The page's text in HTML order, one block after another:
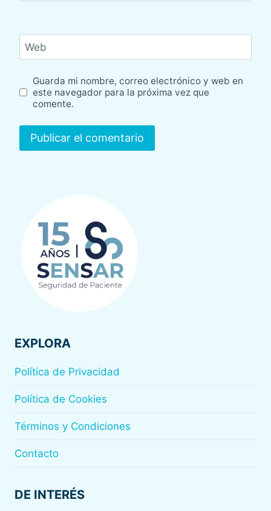
Web
Guarda mi nombre, correo electrónico y web en
este navegador para la próxima vez que
comente.
EXPLORA
Política de Privacidad
Política de Cookies
Términos y Condiciones
Contacto
DE INTERÉS